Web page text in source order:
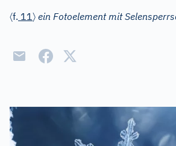
〈f. 11〉 ein Fotoelement mit